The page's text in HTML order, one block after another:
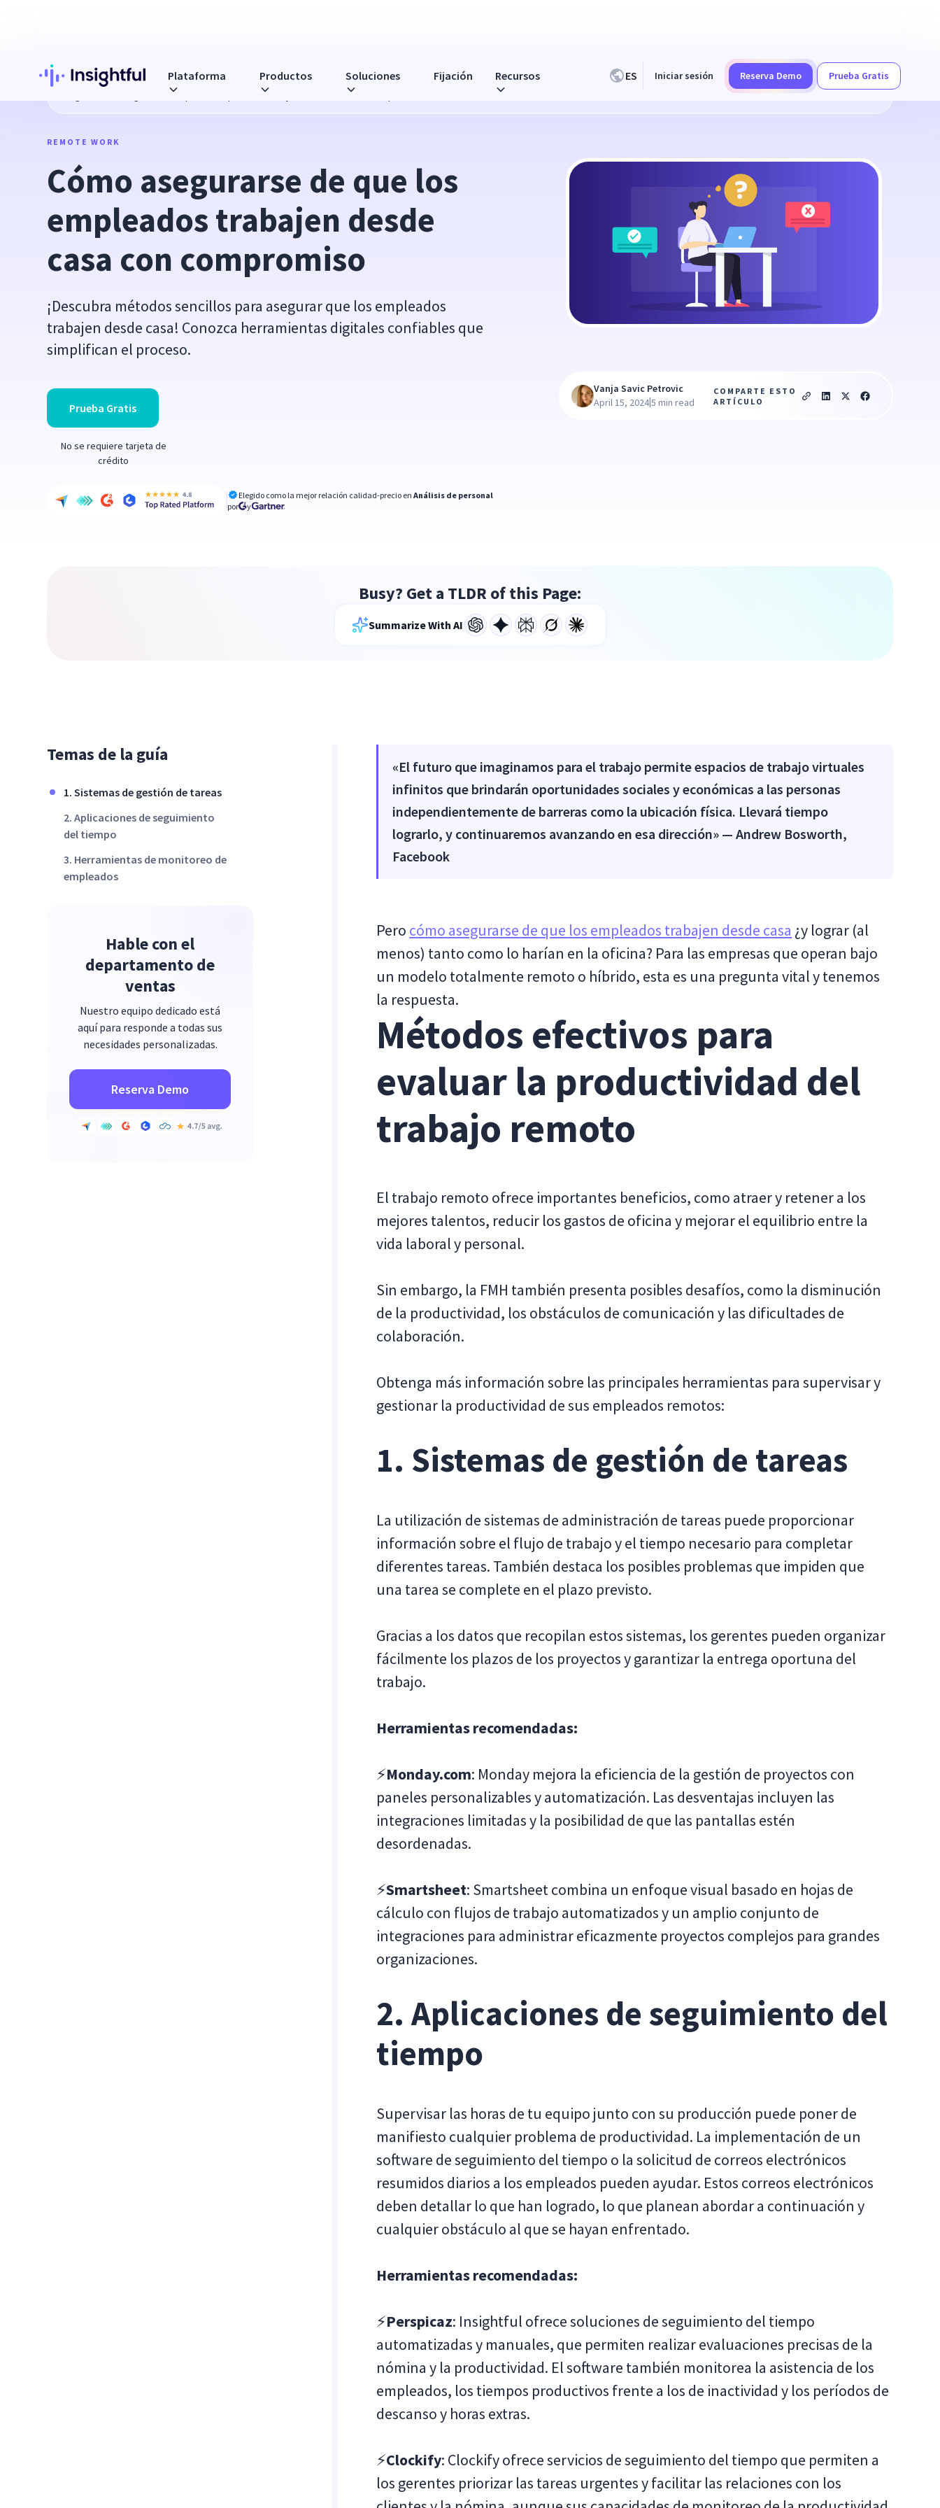
Plataforma Productos Soluciones Fijación Recursos ES Iniciar sesión Reserva Demo
Prueba Gratis
Cómo asegurarse de que los empleados trabajen desde casa con compromiso
REMOTE WORK
Cómo asegurarse de que los
empleados trabajen desde
casa con compromiso
¡Descubra métodos sencillos para asegurar que los empleados
trabajen desde casa! Conozca herramientas digitales confiables que
simplifican el proceso.
Prueba Gratis
No se requiere tarjeta de
crédito
Elegido como la mejor relación calidad-precio enAnálisis de personal
por
y
Vanja Savic Petrovic
April 15, 2024|5 min read
COMPARTE ESTO
ARTÍCULO
Busy? Get a TLDR of this Page:
Summarize With AI
Temas de la guía
1. Sistemas de gestión de tareas
2. Aplicaciones de seguimiento
del tiempo
3. Herramientas de monitoreo de
empleados
Hable con el
departamento de
ventas
Nuestro equipo dedicado está
aquí para responde a todas sus
necesidades personalizadas.
Reserva Demo
«El futuro que imaginamos para el trabajo permite espacios de trabajo virtuales
infinitos que brindarán oportunidades sociales y económicas a las personas
independientemente de barreras como la ubicación física. Llevará tiempo
lograrlo, y continuaremos avanzando en esa dirección» — Andrew Bosworth,
Facebook
Pero cómo asegurarse de que los empleados trabajen desde casa ¿y lograr (al
menos) tanto como lo harían en la oficina? Para las empresas que operan bajo
un modelo totalmente remoto o híbrido, esta es una pregunta vital y tenemos
la respuesta.
Métodos efectivos para
evaluar la productividad del
trabajo remoto
El trabajo remoto ofrece importantes beneficios, como atraer y retener a los
mejores talentos, reducir los gastos de oficina y mejorar el equilibrio entre la
vida laboral y personal.
Sin embargo, la FMH también presenta posibles desafíos, como la disminución
de la productividad, los obstáculos de comunicación y las dificultades de
colaboración.
Obtenga más información sobre las principales herramientas para supervisar y
gestionar la productividad de sus empleados remotos:
1. Sistemas de gestión de tareas
La utilización de sistemas de administración de tareas puede proporcionar
información sobre el flujo de trabajo y el tiempo necesario para completar
diferentes tareas. También destaca los posibles problemas que impiden que
una tarea se complete en el plazo previsto.
Gracias a los datos que recopilan estos sistemas, los gerentes pueden organizar
fácilmente los plazos de los proyectos y garantizar la entrega oportuna del
trabajo.
Herramientas recomendadas:
⚡Monday.com: Monday mejora la eficiencia de la gestión de proyectos con
paneles personalizables y automatización. Las desventajas incluyen las
integraciones limitadas y la posibilidad de que las pantallas estén
desordenadas.
⚡Smartsheet: Smartsheet combina un enfoque visual basado en hojas de
cálculo con flujos de trabajo automatizados y un amplio conjunto de
integraciones para administrar eficazmente proyectos complejos para grandes
organizaciones.
2. Aplicaciones de seguimiento del
tiempo
Supervisar las horas de tu equipo junto con su producción puede poner de
manifiesto cualquier problema de productividad. La implementación de un
software de seguimiento del tiempo o la solicitud de correos electrónicos
resumidos diarios a los empleados pueden ayudar. Estos correos electrónicos
deben detallar lo que han logrado, lo que planean abordar a continuación y
cualquier obstáculo al que se hayan enfrentado.
Herramientas recomendadas:
⚡Perspicaz: Insightful ofrece soluciones de seguimiento del tiempo
automatizadas y manuales, que permiten realizar evaluaciones precisas de la
nómina y la productividad. El software también monitorea la asistencia de los
empleados, los tiempos productivos frente a los de inactividad y los períodos de
descanso y horas extras.
⚡Clockify: Clockify ofrece servicios de seguimiento del tiempo que permiten a
los gerentes priorizar las tareas urgentes y facilitar las relaciones con los